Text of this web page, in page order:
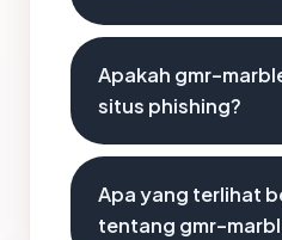
Apakah gmr-
situs phishing?
Apa yang terlihat
tentang gmr-